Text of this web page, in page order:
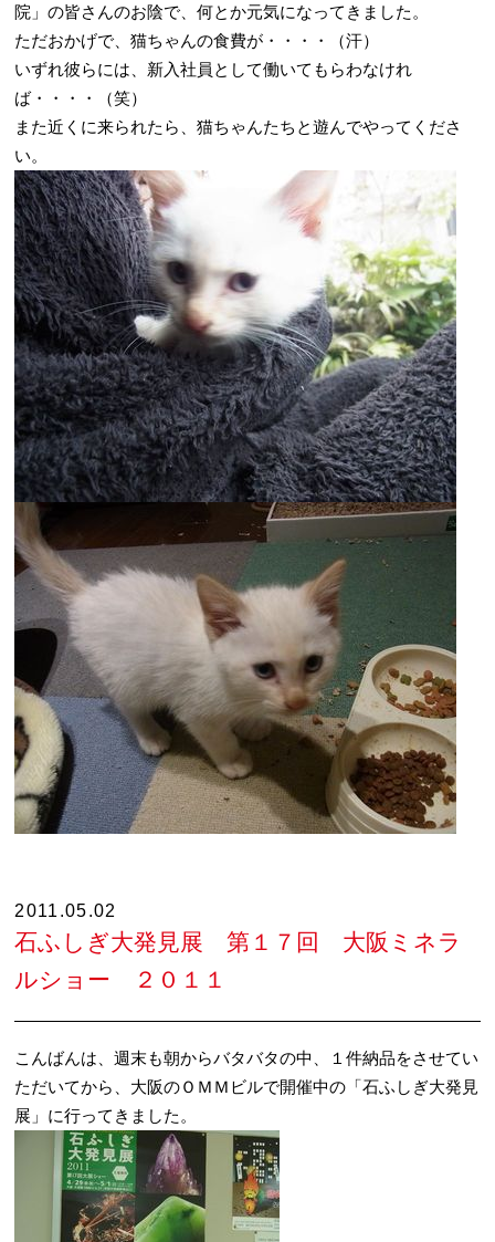
院」の皆さんのお陰で、何とか元気になってきました。
ただおかげで、猫ちゃんの食費が・・・・（汗）
いずれ彼らには、新入社員として働いてもらわなけれ
ば・・・・（笑）
また近くに来られたら、猫ちゃんたちと遊んでやってくださ
い。
2011.05.02
石ふしぎ大発見展 第１７回 大阪ミネラ
ルショー ２０１１
こんばんは、週末も朝からバタバタの中、１件納品をさせてい
ただいてから、大阪のＯＭＭビルで開催中の「石ふしぎ大発見
展」に行ってきました。